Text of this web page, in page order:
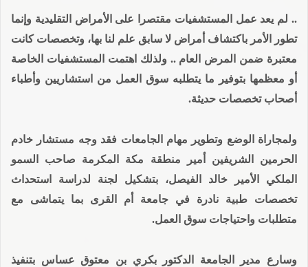
.. لم يعد عمل المستشفيات مقتصرا على الأمراض التقليدية وإنما
تطور الأمر باكتشاف أمراض لا سابق علم لنا بها، وتخصصات كانت
معتبرة ضمن المرض العام .. ولذلك اهتمت المستشفيات الخاصة
أو معظمها بتوفير ما يتطلبه سوق العمل من استشاريين وأطباء
أصحاب تخصصات حديثة.
ولمجاراة الوضع وتطوير مهام الجامعات فقد وجه مستشار خادم
الحرمين الشريفين أمير منطقة مكة المكرمة صاحب السمو
الملكي الأمير خالد الفيصل، بتشكيل لجنة لدراسة استحداث
تخصصات طبية نادرة في جامعة أم القرى بما يتماشى مع
متطلبات واحتياجات سوق العمل.
وسارع مدير الجامعة الدكتور بكري بن معتوق عساس بتنفيذ